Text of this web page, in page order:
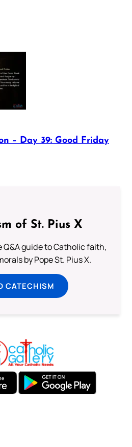
– Day 39: Good Friday
of St. Pius X
Q&A guide to Catholic faith,
by Pope St. Pius X.
CATECHISM